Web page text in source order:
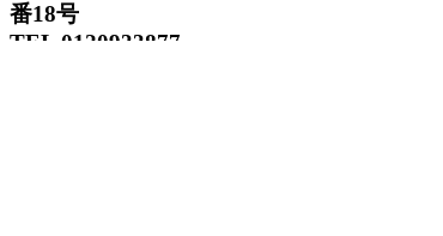
番18号
TEL 0120933877